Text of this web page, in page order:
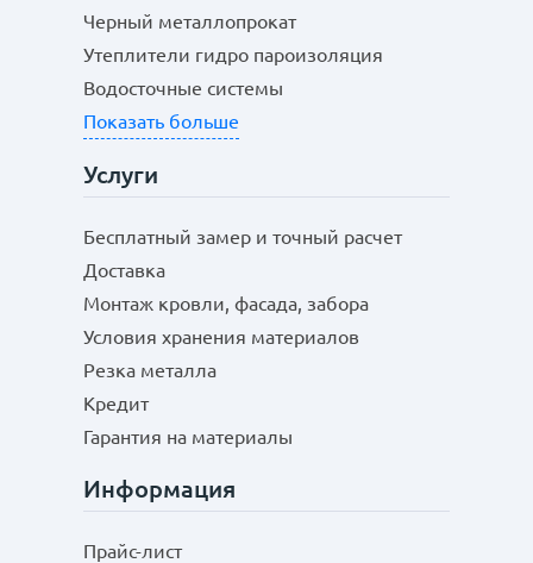
Черный металлопрокат
Утеплители гидро пароизоляция
Водосточные системы
Показать больше
Услуги
Бесплатный замер и точный расчет
Доставка
Монтаж кровли, фасада, забора
Условия хранения материалов
Резка металла
Кредит
Гарантия на материалы
Информация
Прайс-лист